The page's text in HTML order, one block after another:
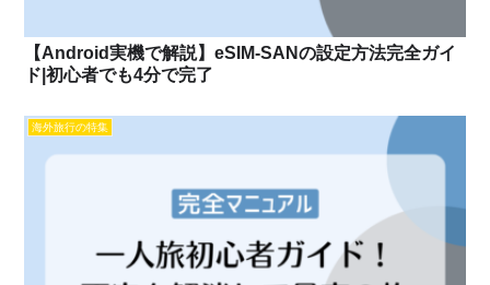
【Android実機で解説】eSIM-SANの設定方法完全ガイ
ド|初心者でも4分で完了
海外旅行の特集